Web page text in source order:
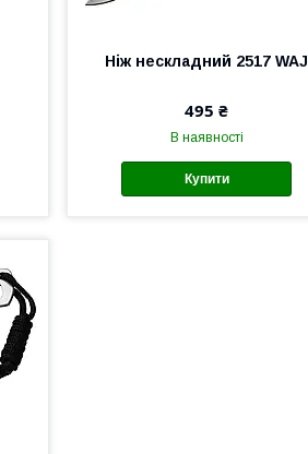
Ніж нескладний 2517 WAJ
495 ₴
В наявності
Купити